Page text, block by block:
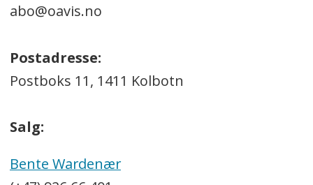
abo@oavis.no
Postadresse:
Postboks 11, 1411 Kolbotn
Salg:
Bente Wardenær